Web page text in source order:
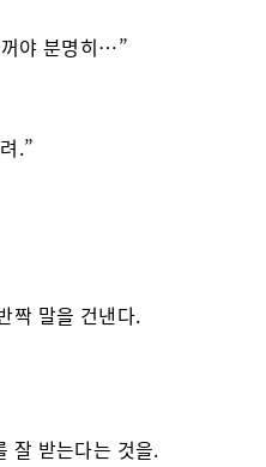
야 분명히…”
.”
짝 말을 건낸다.
잘 받는다는 것을.